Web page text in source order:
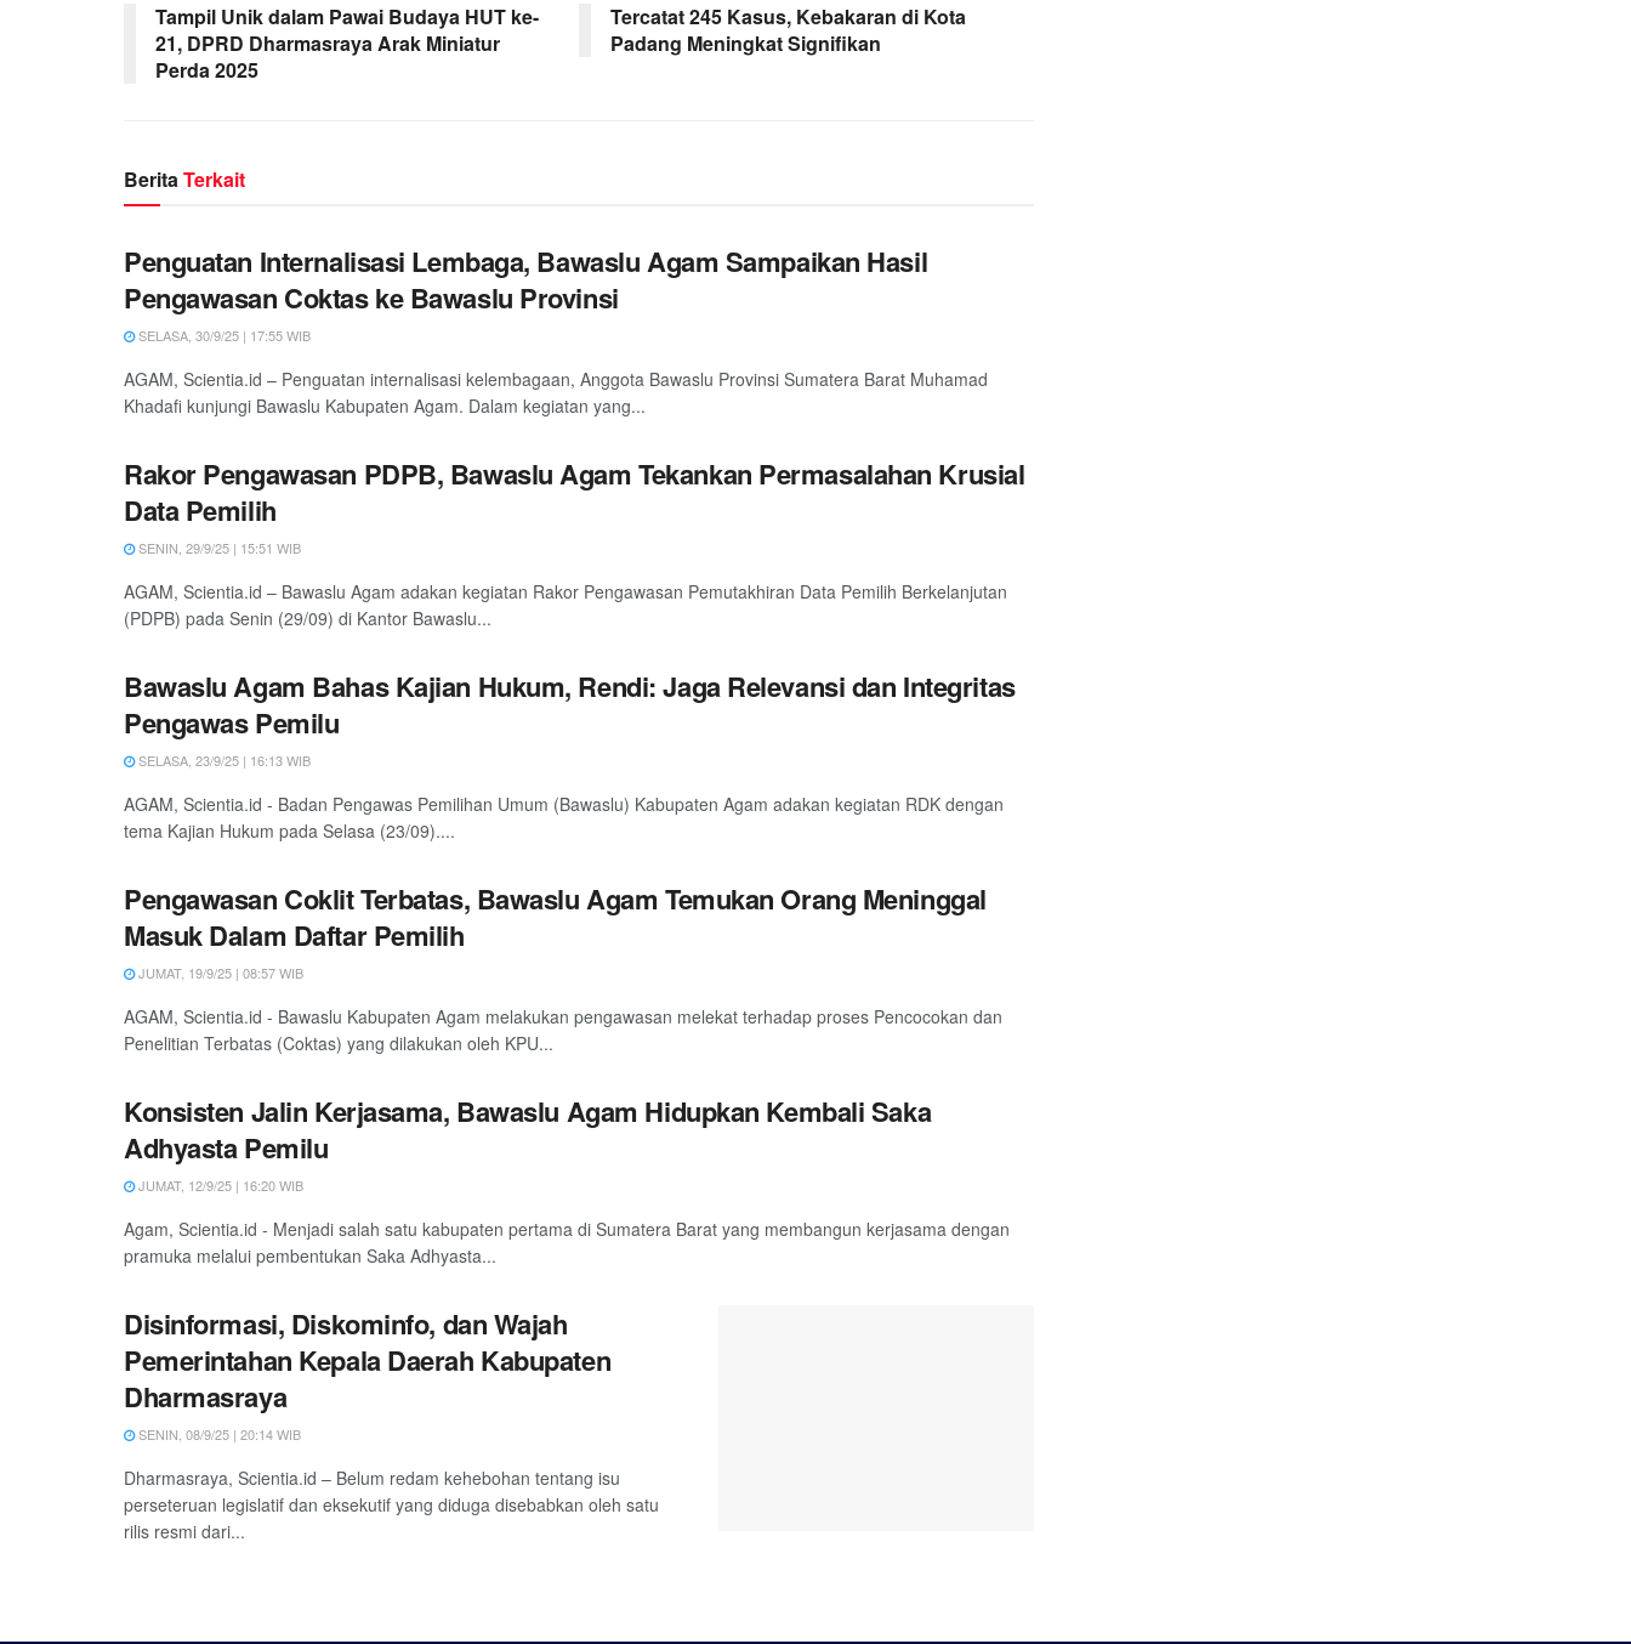
Tampil Unik dalam Pawai Budaya HUT ke-
21, DPRD Dharmasraya Arak Miniatur
Perda 2025
Tercatat 245 Kasus, Kebakaran di Kota
Padang Meningkat Signifikan
BeritaTerkait
Penguatan Internalisasi Lembaga, Bawaslu Agam Sampaikan Hasil
Pengawasan Coktas ke Bawaslu Provinsi
SELASA, 30/9/25 | 17:55 WIB
AGAM, Scientia.id – Penguatan internalisasi kelembagaan, Anggota Bawaslu Provinsi Sumatera Barat Muhamad
Khadafi kunjungi Bawaslu Kabupaten Agam. Dalam kegiatan yang...
Rakor Pengawasan PDPB, Bawaslu Agam Tekankan Permasalahan Krusial
Data Pemilih
SENIN, 29/9/25 | 15:51 WIB
AGAM, Scientia.id – Bawaslu Agam adakan kegiatan Rakor Pengawasan Pemutakhiran Data Pemilih Berkelanjutan
(PDPB) pada Senin (29/09) di Kantor Bawaslu...
Bawaslu Agam Bahas Kajian Hukum, Rendi: Jaga Relevansi dan Integritas
Pengawas Pemilu
SELASA, 23/9/25 | 16:13 WIB
AGAM, Scientia.id - Badan Pengawas Pemilihan Umum (Bawaslu) Kabupaten Agam adakan kegiatan RDK dengan
tema Kajian Hukum pada Selasa (23/09)....
Pengawasan Coklit Terbatas, Bawaslu Agam Temukan Orang Meninggal
Masuk Dalam Daftar Pemilih
JUMAT, 19/9/25 | 08:57 WIB
AGAM, Scientia.id - Bawaslu Kabupaten Agam melakukan pengawasan melekat terhadap proses Pencocokan dan
Penelitian Terbatas (Coktas) yang dilakukan oleh KPU...
Konsisten Jalin Kerjasama, Bawaslu Agam Hidupkan Kembali Saka
Adhyasta Pemilu
JUMAT, 12/9/25 | 16:20 WIB
Agam, Scientia.id - Menjadi salah satu kabupaten pertama di Sumatera Barat yang membangun kerjasama dengan
pramuka melalui pembentukan Saka Adhyasta...
Disinformasi, Diskominfo, dan Wajah
Pemerintahan Kepala Daerah Kabupaten
Dharmasraya
SENIN, 08/9/25 | 20:14 WIB
Dharmasraya, Scientia.id – Belum redam kehebohan tentang isu
perseteruan legislatif dan eksekutif yang diduga disebabkan oleh satu
rilis resmi dari...